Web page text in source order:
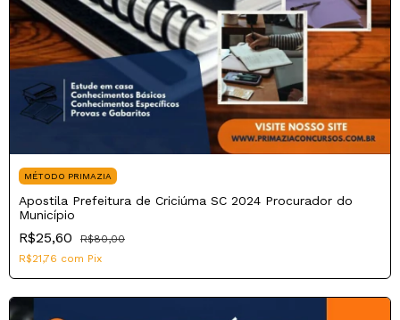
MÉTODO PRIMAZIA
Apostila Prefeitura de Criciúma SC 2024 Procurador do
Município
R$25,60
R$80,00
R$21,76 com Pix